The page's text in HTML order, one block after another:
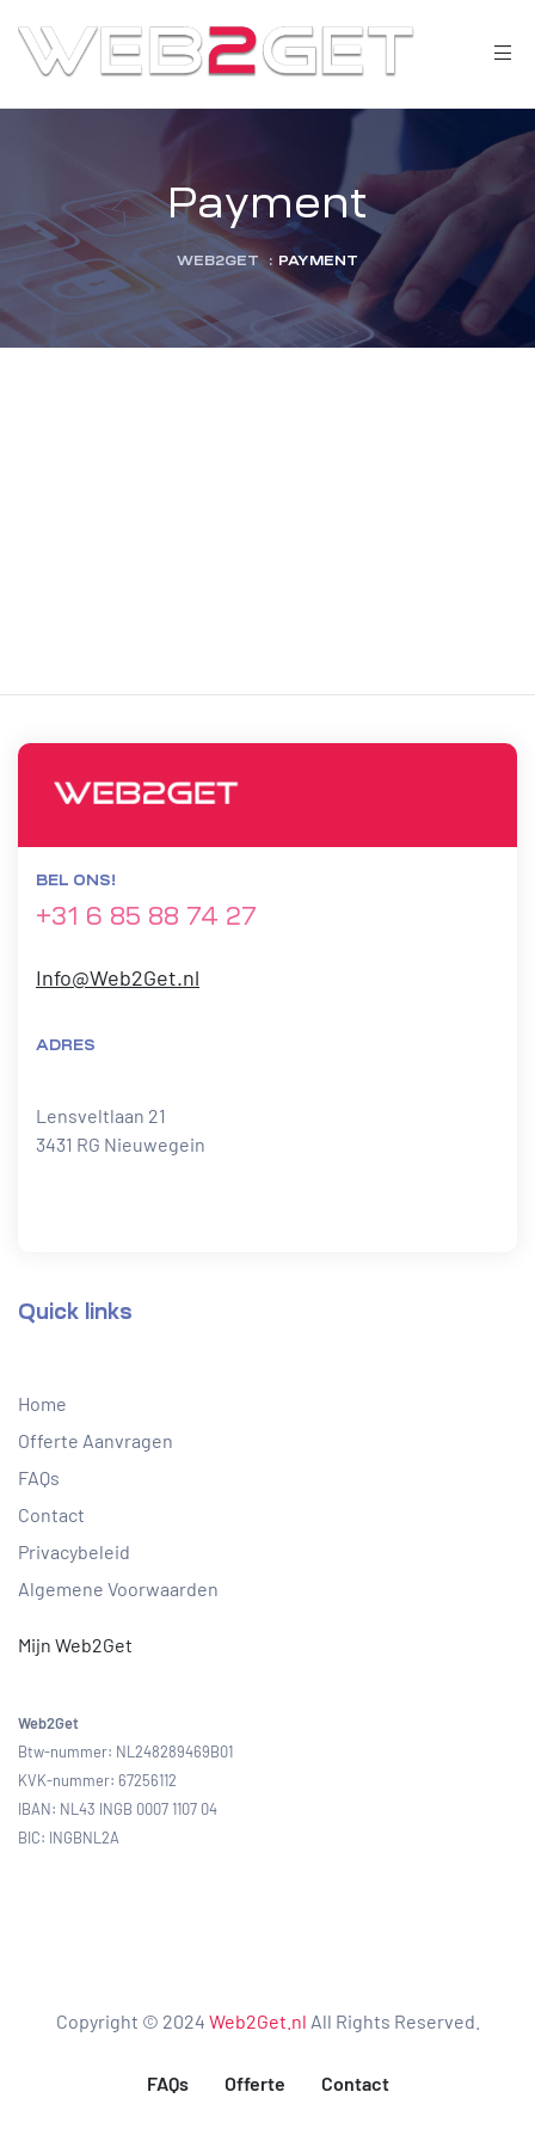
Payment
WEB2GET : PAYMENT
BEL ONS!
+31 6 85 88 74 27
Info@Web2Get.nl
ADRES
Lensveltlaan 21
3431 RG Nieuwegein
Quick links
Home
Offerte Aanvragen
FAQs
Contact
Privacybeleid
Algemene Voorwaarden
Mijn Web2Get
Web2Get
Btw-nummer: NL248289469B01
KVK-nummer: 67256112
IBAN: NL43 INGB 0007 1107 04
BIC: INGBNL2A
Copyright © 2024 Web2Get.nl All Rights Reserved.
FAQs Offerte Contact